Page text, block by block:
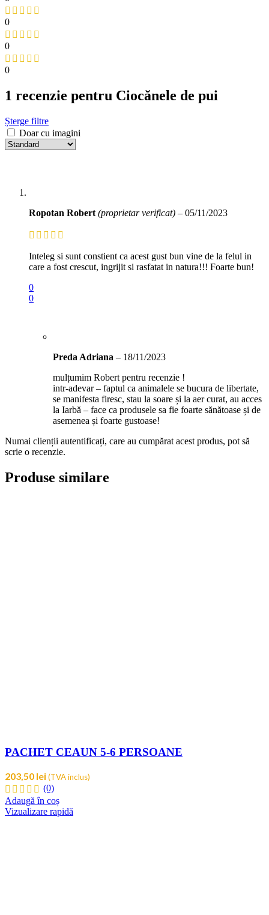
0
0
0
1 recenzie pentru Ciocănele de pui
Șterge filtre
Doar cu imagini
Ropotan Robert (proprietar verificat) – 05/11/2023
Inteleg si sunt constient ca acest gust bun vine de la felul in
care a fost crescut, ingrijit si rasfatat in natura!!! Foarte bun!
0
0
Preda Adriana – 18/11/2023
mulțumim Robert pentru recenzie !
intr-adevar – faptul ca animalele se bucura de libertate,
se manifesta firesc, stau la soare și la aer curat, au acces
la Iarbă – face ca produsele sa fie foarte sănătoase și de
asemenea și foarte gustoase!
Numai clienții autentificați, care au cumpărat acest produs, pot să
scrie o recenzie.
Produse similare
PACHET CEAUN 5-6 PERSOANE
203,50 lei(TVA inclus)
(0)
Adaugă în coș
Vizualizare rapidă